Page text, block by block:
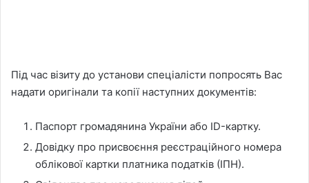
Під час візиту до установи спеціалісти попросять Вас
надати оригінали та копії наступних документів:
Паспорт громадянина України або ID-картку.
Довідку про присвоєння реєстраційного номера
облікової картки платника податків (ІПН).